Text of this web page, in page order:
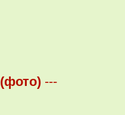
(фото) ---